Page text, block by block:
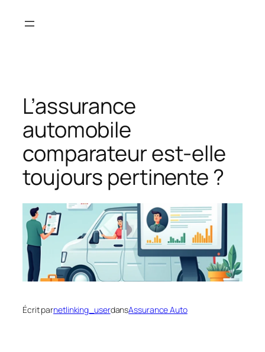
L’assurance
automobile
comparateur est-elle
toujours pertinente ?
Écrit parnetlinking_userdansAssurance Auto